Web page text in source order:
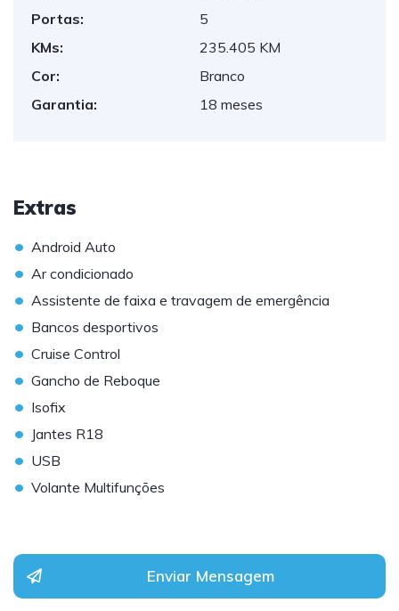
Portas:
5
KMs:
235.405 KM
Cor:
Branco
Garantia:
18 meses
Extras
• Android Auto
• Ar condicionado
• Assistente de faixa e travagem de emergência
• Bancos desportivos
• Cruise Control
• Gancho de Reboque
• Isofix
• Jantes R18
• USB
• Volante Multifunções
Enviar Mensagem